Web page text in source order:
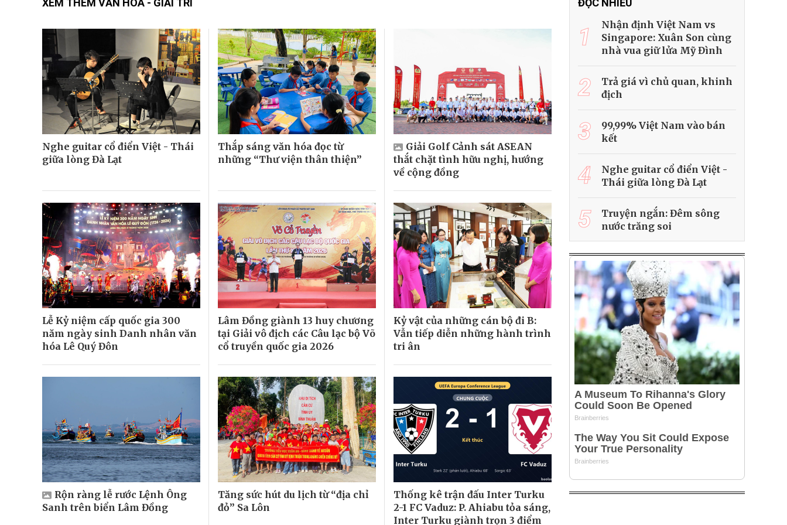
XEM THÊM VĂN HÓA - GIẢI TRÍ
Nghe guitar cổ điển Việt - Thái
giữa lòng Đà Lạt
Thắp sáng văn hóa đọc từ
những “Thư viện thân thiện”
Giải Golf Cảnh sát ASEAN
thắt chặt tình hữu nghị, hướng
về cộng đồng
Lễ Kỷ niệm cấp quốc gia 300
năm ngày sinh Danh nhân văn
hóa Lê Quý Đôn
Lâm Đồng giành 13 huy chương
tại Giải vô địch các Câu lạc bộ Võ
cổ truyền quốc gia 2026
Kỷ vật của những cán bộ đi B:
Vẫn tiếp diễn những hành trình
tri ân
Rộn ràng lễ rước Lệnh Ông
Sanh trên biển Lâm Đồng
Tăng sức hút du lịch từ “địa chỉ
đỏ” Sa Lôn
Thống kê trận đấu Inter Turku
2-1 FC Vaduz: P. Ahiabu tỏa sáng,
Inter Turku giành trọn 3 điểm
ĐỌC NHIỀU
1
Nhận định Việt Nam vs
Singapore: Xuân Son cùng
nhà vua giữ lửa Mỹ Đình
2
Trả giá vì chủ quan, khinh
địch
3
99,99% Việt Nam vào bán
kết
4
Nghe guitar cổ điển Việt -
Thái giữa lòng Đà Lạt
5
Truyện ngắn: Đêm sông
nước trăng soi